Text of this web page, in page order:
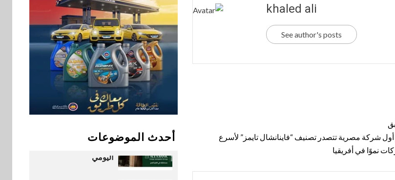
khaled ali
See author's posts
أول شركة مصرية تتصدر تصنيف “فاينانشال تايمز” لأسرع
نموًا في أفريقيا
أحدث الموضوعات
تعاون مع البريد لتقديم
خدمة الإعلان
الإلكتروني المسجل
9
اخبار
RAKICT تعلن عن
شراكة استراتيجية مع
MCS لإطلاق محفظة
التدريب الرسمية
لكاسبرسكي
بنك الإسكندرية يطلق
اليومي